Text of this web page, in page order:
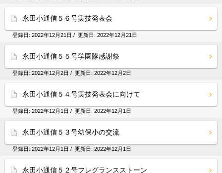
永田小通信５６号実技発表会
登録日: 2022年12月21日 / 更新日: 2022年12月21日
永田小通信５５号学園隊感謝祭
登録日: 2022年12月2日 / 更新日: 2022年12月2日
永田小通信５４号実技発表会に向けて
登録日: 2022年12月1日 / 更新日: 2022年12月1日
永田小通信５３号幼保小の交流
登録日: 2022年12月1日 / 更新日: 2022年12月1日
永田小通信５２号フレグランスストーン